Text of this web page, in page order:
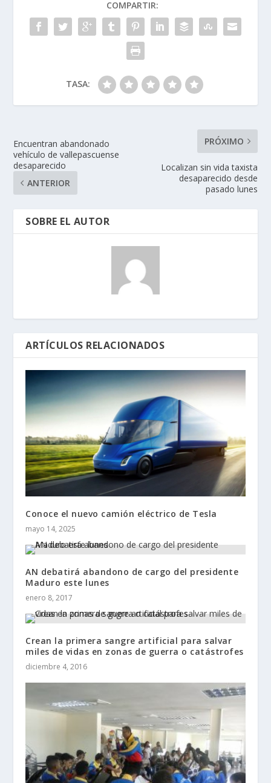
COMPARTIR:
TASA:
Encuentran abandonado
vehículo de vallepascuense
desaparecido
ANTERIOR
PRÓXIMO
Localizan sin vida taxista
desaparecido desde
pasado lunes
SOBRE EL AUTOR
ARTÍCULOS RELACIONADOS
Conoce el nuevo camión eléctrico de Tesla
mayo 14, 2025
AN debatirá abandono de cargo del presidente
Maduro este lunes
enero 8, 2017
Crean la primera sangre artificial para salvar
miles de vidas en zonas de guerra o catástrofes
diciembre 4, 2016